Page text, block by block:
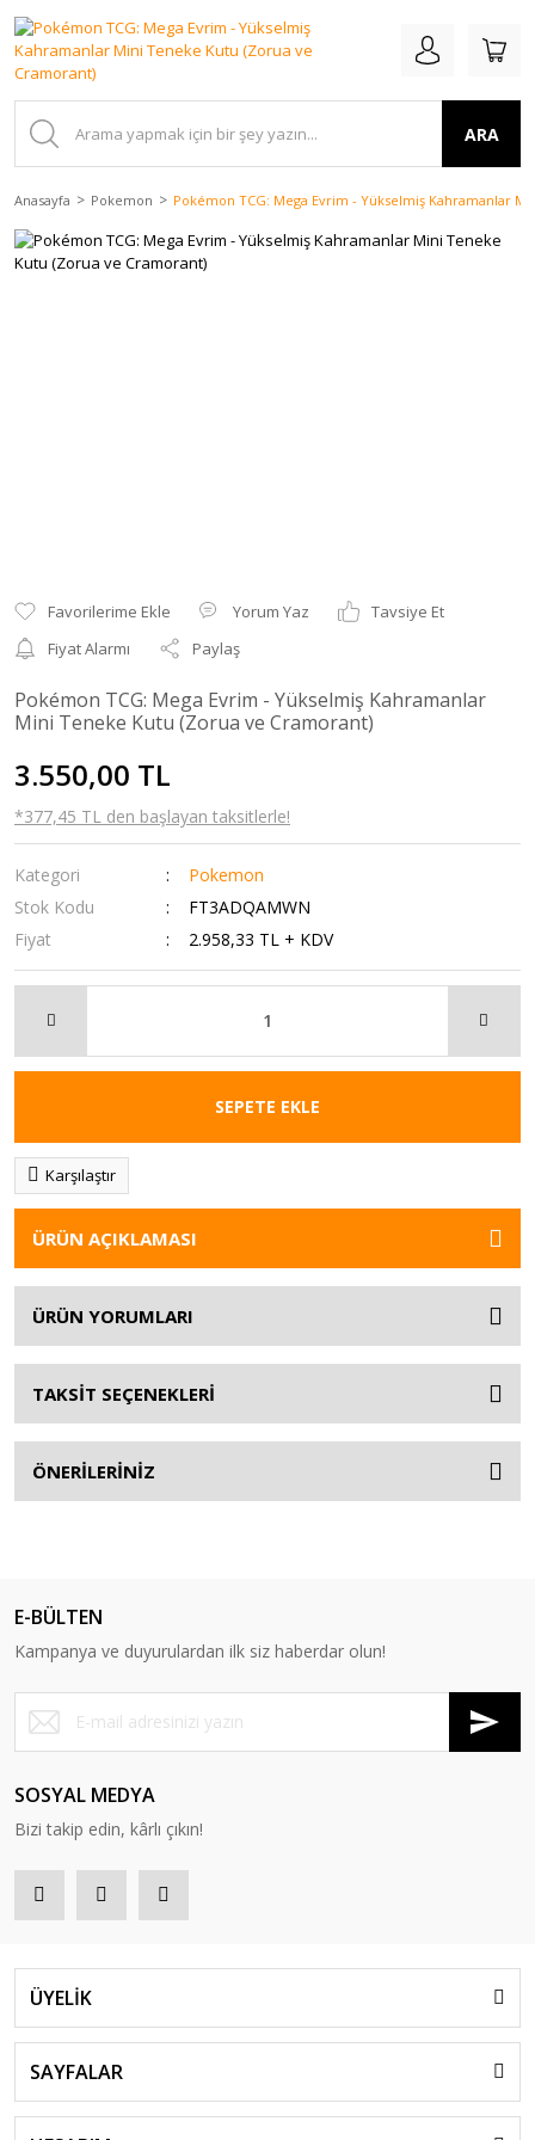
ARA
Anasayfa Pokemon Pokémon TCG: Mega Evrim - Yükselmiş Kahramanlar
Yorum Yaz
Tavsiye Et
Fiyat Alarmı
Paylaş
Pokémon TCG: Mega Evrim - Yükselmiş Kahramanlar
Mini Teneke Kutu (Zorua ve Cramorant)
3.550,00 TL
*377,45 TL den başlayan taksitlerle!
Kategori
Pokemon
Stok Kodu
FT3ADQAMWN
Fiyat
2.958,33 TL + KDV
SEPETE EKLE
Karşılaştır
ÜRÜN AÇIKLAMASI
ÜRÜN YORUMLARI
TAKSİT SEÇENEKLERİ
ÖNERİLERİNİZ
E-BÜLTEN
Kampanya ve duyurulardan ilk siz haberdar olun!
SOSYAL MEDYA
Bizi takip edin, kârlı çıkın!
ÜYELİK
SAYFALAR